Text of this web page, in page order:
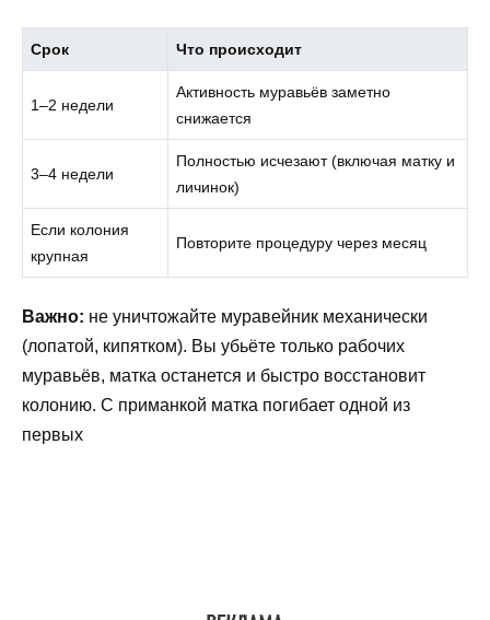
Срок Что происходит
1–2 недели
Активность муравьёв заметно
снижается
3–4 недели
Полностью исчезают (включая матку и
личинок)
Если колония
крупная
Повторите процедуру через месяц
Важно: не уничтожайте муравейник механически
(лопатой, кипятком). Вы убьёте только рабочих
муравьёв, матка останется и быстро восстановит
колонию. С приманкой матка погибает одной из
первых